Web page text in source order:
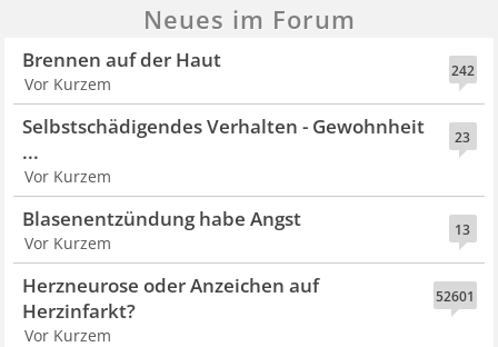
Neues im Forum
242
Brennen auf der Haut
Vor Kurzem
23
Selbstschädigendes Verhalten - Gewohnheit
...
Vor Kurzem
13
Blasenentzündung habe Angst
Vor Kurzem
52601
Herzneurose oder Anzeichen auf
Herzinfarkt?
Vor Kurzem